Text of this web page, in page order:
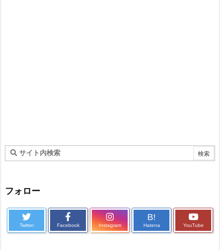
フォロー
Twitter Facebook Instagram
B!
Hatena YouTube